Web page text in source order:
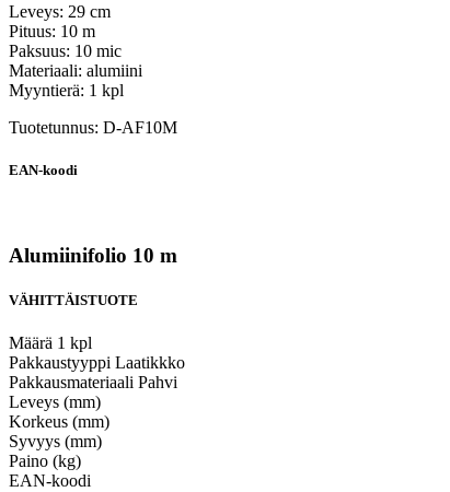
Leveys: 29 cm
Pituus: 10 m
Paksuus: 10 mic
Materiaali: alumiini
Myyntierä: 1 kpl
Tuotetunnus: D-AF10M
EAN-koodi
Alumiinifolio 10 m
VÄHITTÄISTUOTE
Määrä 1 kpl
Pakkaustyyppi Laatikkko
Pakkausmateriaali Pahvi
Leveys (mm)
Korkeus (mm)
Syvyys (mm)
Paino (kg)
EAN-koodi